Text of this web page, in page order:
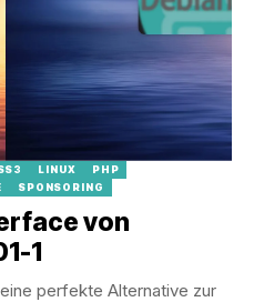
LINUX
PHP
SPONSORING
von
1
perfekte Alternative zur